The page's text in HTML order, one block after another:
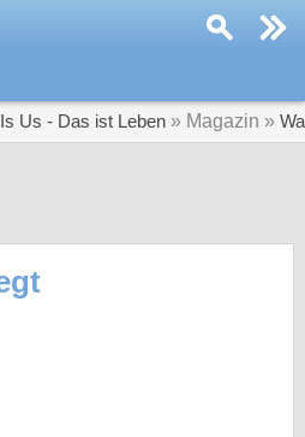
Us - Das ist Leben » Magazin »
SERIEN